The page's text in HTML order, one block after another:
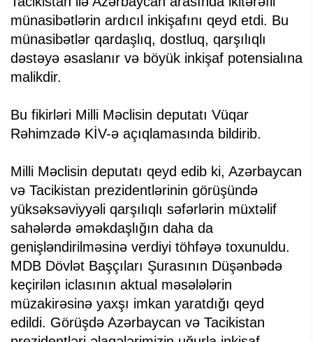
münasibətlərin ardıcıl inkişafını qeyd etdi. Bu
münasibətlər qardaşlıq, dostluq, qarşılıqlı
dəstəyə əsaslanır və böyük inkişaf potensialına
malikdir.
Bu fikirləri Milli Məclisin deputatı Vüqar
Rəhimzadə KİV-ə açıqlamasında bildirib.
Milli Məclisin deputatı qeyd edib ki, Azərbaycan
və Tacikistan prezidentlərinin görüşündə
yüksəksəviyyəli qarşılıqlı səfərlərin müxtəlif
sahələrdə əməkdaşlığın daha da
genişləndirilməsinə verdiyi töhfəyə toxunuldu.
MDB Dövlət Başçıları Şurasının Düşənbədə
keçirilən iclasının aktual məsələlərin
müzakirəsinə yaxşı imkan yaratdığı qeyd
edildi. Görüşdə Azərbaycan və Tacikistan